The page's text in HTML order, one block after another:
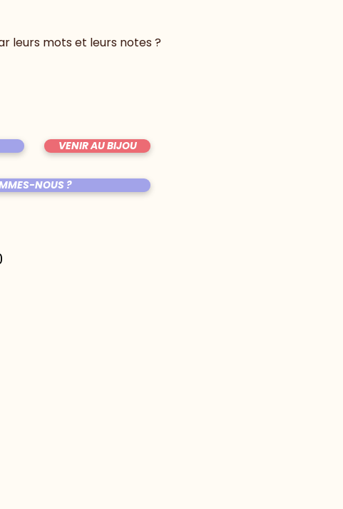
leurs mots et leurs notes ?
VENIR AU BIJOU
NOUS ?